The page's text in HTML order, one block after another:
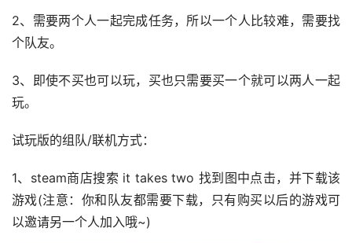
2、需要两个人一起完成任务，所以一个人比较难，需要找
个队友。
3、即使不买也可以玩，买也只需要买一个就可以两人一起
玩。
试玩版的组队/联机方式：
1、steam商店搜索 it takes two 找到图中点击，并下载该
游戏(注意：你和队友都需要下载，只有购买以后的游戏可
以邀请另一个人加入哦~)